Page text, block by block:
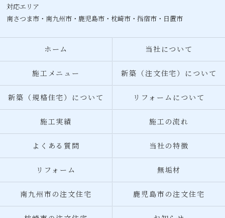
対応エリア
南さつま市・ 南九州市 ・ 鹿児島市 ・ 枕崎市 ・指宿市・日置市
ホーム 当社について
施工メニュー 新築（注文住宅）について
新築（規格住宅）について リフォームについて
施工実績 施工の流れ
よくある質問 当社の特徴
リフォーム 無垢材
南九州市の注文住宅 鹿児島市の注文住宅